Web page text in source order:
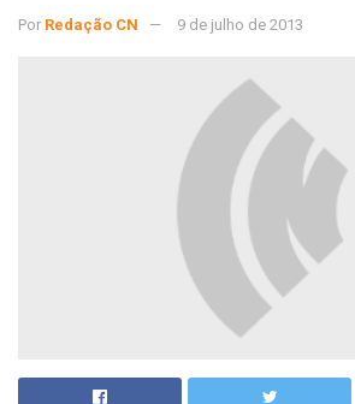
Por Redação CN 9 de julho de 2013